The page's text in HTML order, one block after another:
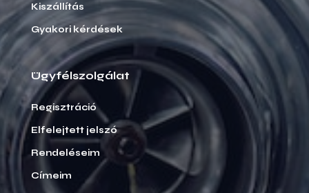
Kiszállítás
Gyakori kérdések
Ügyfélszolgálat
Regisztráció
Elfelejtett jelszó
Rendeléseim
Címeim